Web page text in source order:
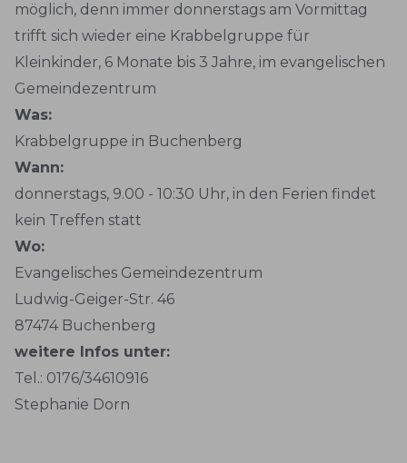
möglich, denn immer donnerstags am Vormittag
trifft sich wieder eine Krabbelgruppe für
Kleinkinder, 6 Monate bis 3 Jahre, im evangelischen
Gemeindezentrum
Was:
Krabbelgruppe in Buchenberg
Wann:
donnerstags, 9.00 - 10:30 Uhr, in den Ferien findet
kein Treffen statt
Wo:
Evangelisches Gemeindezentrum
Ludwig-Geiger-Str. 46
87474 Buchenberg
weitere Infos unter:
Tel.: 0176/34610916
Stephanie Dorn